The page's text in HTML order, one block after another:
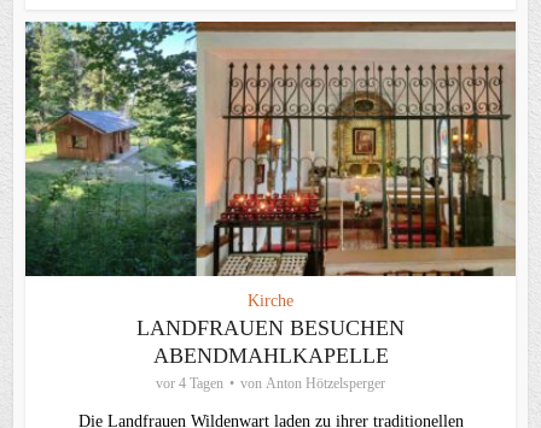
Kirche
LANDFRAUEN BESUCHEN
ABENDMAHLKAPELLE
vor 4 Tagen von Anton Hötzelsperger
Die Landfrauen Wildenwart laden zu ihrer traditionellen